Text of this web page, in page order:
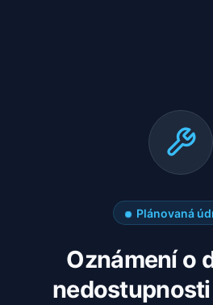
Plánovaná
Oznámení o